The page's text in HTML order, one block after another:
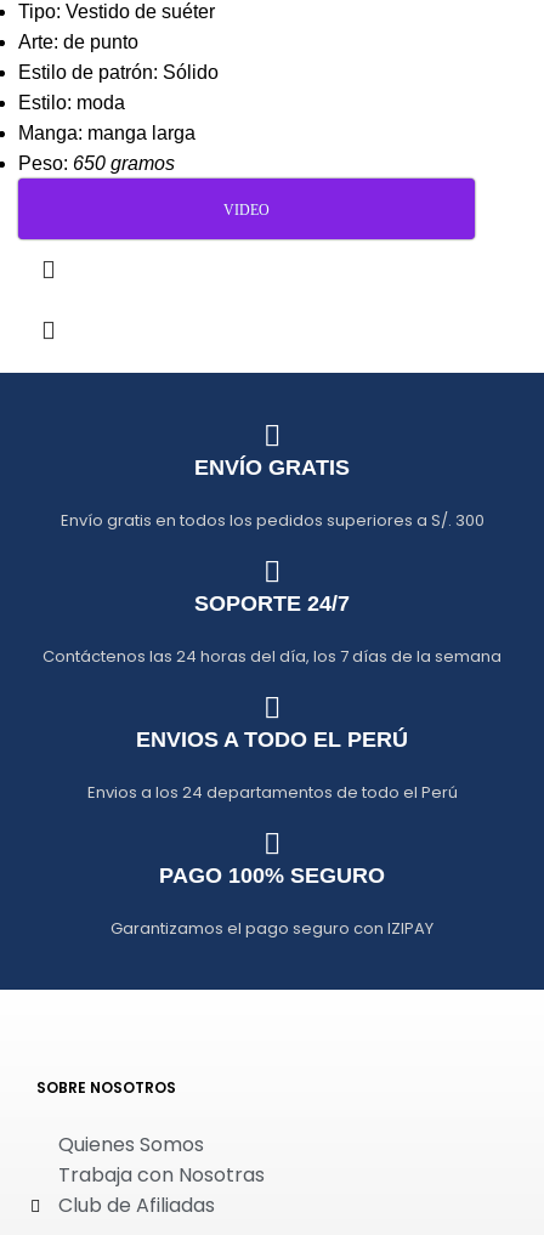
Tipo: Vestido de suéter
Arte: de punto
Estilo de patrón: Sólido
Estilo: moda
Manga: manga larga
Peso: 650 gramos
VIDEO
ENVÍO GRATIS
Envío gratis en todos los pedidos superiores a S/. 300
SOPORTE 24/7
Contáctenos las 24 horas del día, los 7 días de la semana
ENVIOS A TODO EL PERÚ
Envios a los 24 departamentos de todo el Perú
PAGO 100% SEGURO
Garantizamos el pago seguro con IZIPAY
SOBRE NOSOTROS
Quienes Somos
Trabaja con Nosotras
Club de Afiliadas